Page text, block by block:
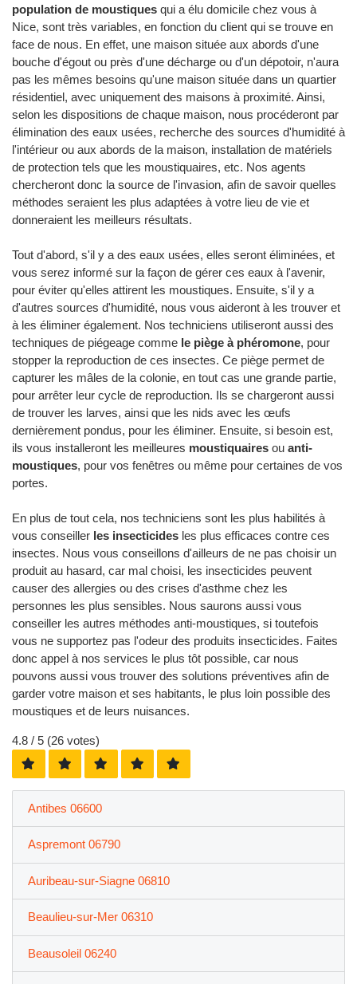
population de moustiques qui a élu domicile chez vous à
Nice, sont très variables, en fonction du client qui se trouve en
face de nous. En effet, une maison située aux abords d'une
bouche d'égout ou près d'une décharge ou d'un dépotoir, n'aura
pas les mêmes besoins qu'une maison située dans un quartier
résidentiel, avec uniquement des maisons à proximité. Ainsi,
selon les dispositions de chaque maison, nous procéderont par
élimination des eaux usées, recherche des sources d'humidité à
l'intérieur ou aux abords de la maison, installation de matériels
de protection tels que les moustiquaires, etc. Nos agents
chercheront donc la source de l'invasion, afin de savoir quelles
méthodes seraient les plus adaptées à votre lieu de vie et
donneraient les meilleurs résultats.
Tout d'abord, s'il y a des eaux usées, elles seront éliminées, et
vous serez informé sur la façon de gérer ces eaux à l'avenir,
pour éviter qu'elles attirent les moustiques. Ensuite, s'il y a
d'autres sources d'humidité, nous vous aideront à les trouver et
à les éliminer également. Nos techniciens utiliseront aussi des
techniques de piégeage comme le piège à phéromone, pour
stopper la reproduction de ces insectes. Ce piège permet de
capturer les mâles de la colonie, en tout cas une grande partie,
pour arrêter leur cycle de reproduction. Ils se chargeront aussi
de trouver les larves, ainsi que les nids avec les œufs
dernièrement pondus, pour les éliminer. Ensuite, si besoin est,
ils vous installeront les meilleures moustiquaires ou anti-
moustiques, pour vos fenêtres ou même pour certaines de vos
portes.
En plus de tout cela, nos techniciens sont les plus habilités à
vous conseiller les insecticides les plus efficaces contre ces
insectes. Nous vous conseillons d'ailleurs de ne pas choisir un
produit au hasard, car mal choisi, les insecticides peuvent
causer des allergies ou des crises d'asthme chez les
personnes les plus sensibles. Nous saurons aussi vous
conseiller les autres méthodes anti-moustiques, si toutefois
vous ne supportez pas l'odeur des produits insecticides. Faites
donc appel à nos services le plus tôt possible, car nous
pouvons aussi vous trouver des solutions préventives afin de
garder votre maison et ses habitants, le plus loin possible des
moustiques et de leurs nuisances.
4.8 / 5 (26 votes)
Antibes 06600
Aspremont 06790
Auribeau-sur-Siagne 06810
Beaulieu-sur-Mer 06310
Beausoleil 06240